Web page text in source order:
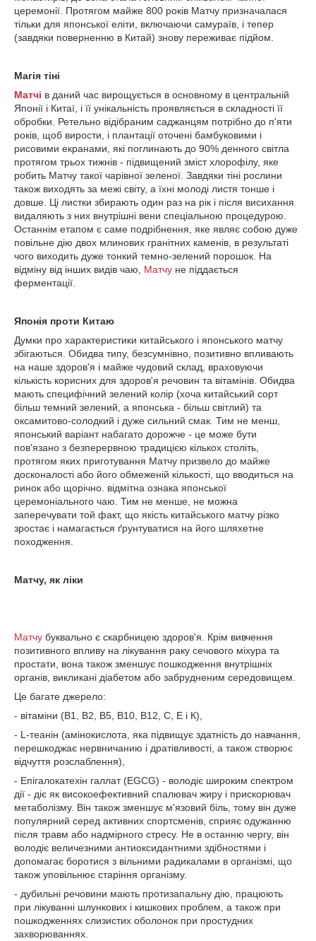
церемонії. Протягом майже 800 років Матчу призначалася
тільки для японської еліти, включаючи самураїв, і тепер
(завдяки поверненню в Китай) знову переживає підйом.
Магія тіні
Матчі в даний час вирощується в основному в центральній
Японії і Китаї, і її унікальність проявляється в складності її
обробки. Ретельно відібраним саджанцям потрібно до п'яти
років, щоб вирости, і плантації оточені бамбуковими і
рисовими екранами, які поглинають до 90% денного світла
протягом трьох тижнів - підвищений зміст хлорофілу, яке
робить Матчу такої чарівної зеленої. Завдяки тіні рослини
також виходять за межі світу, а їхні молоді листя тонше і
довше. Ці листки збирають один раз на рік і після висихання
видаляють з них внутрішні вени спеціальною процедурою.
Останнім етапом є саме подрібнення, яке являє собою дуже
повільне дію двох млинових гранітних каменів, в результаті
чого виходить дуже тонкий темно-зелений порошок. На
відміну від інших видів чаю, Матчу не піддається
ферментації.
Японія проти Китаю
Думки про характеристики китайського і японського матчу
збігаються. Обидва типу, безсумнівно, позитивно впливають
на наше здоров'я і майже чудовий склад, враховуючи
кількість корисних для здоров'я речовин та вітамінів. Обидва
мають специфічний зелений колір (хоча китайський сорт
більш темний зелений, а японська - більш світлий) та
оксамитово-солодкий і дуже сильний смак. Тим не менш,
японський варіант набагато дорожче - це може бути
пов'язано з безперервною традицією кількох століть,
протягом яких приготування Матчу призвело до майже
досконалості або його обмеженій кількості, що вводиться на
ринок або щорічно. відмітна ознака японської
церемоніального чаю. Тим не менше, не можна
заперечувати той факт, що якість китайського матчу різко
зростає і намагається ґрунтуватися на його шляхетне
походження.
Матчу, як ліки
Матчу буквально є скарбницею здоров'я. Крім вивчення
позитивного впливу на лікування раку сечового міхура та
простати, вона також зменшує пошкодження внутрішніх
органів, викликані діабетом або забрудненим середовищем.
Це багате джерело:
- вітаміни (В1, В2, В5, В10, В12, С, Е і К),
- L-теанін (амінокислота, яка підвищує здатність до навчання,
перешкоджає нервничанию і дратівливості, а також створює
відчуття розслаблення),
- Епігалокатехін галлат (EGCG) - володіє широким спектром
дії - діє як високоефективний спалювач жиру і прискорювач
метаболізму. Він також зменшує м'язовий біль, тому він дуже
популярний серед активних спортсменів, сприяє одужанню
після травм або надмірного стресу. Не в останню чергу, він
володіє величезними антиоксидантними здібностями і
допомагає боротися з вільними радикалами в організмі, що
також уповільнює старіння організму.
- дубильні речовини мають протизапальну дію, працюють
при лікуванні шлункових і кишкових проблем, а також при
пошкодженнях слизистих оболонок при простудних
захворюваннях.